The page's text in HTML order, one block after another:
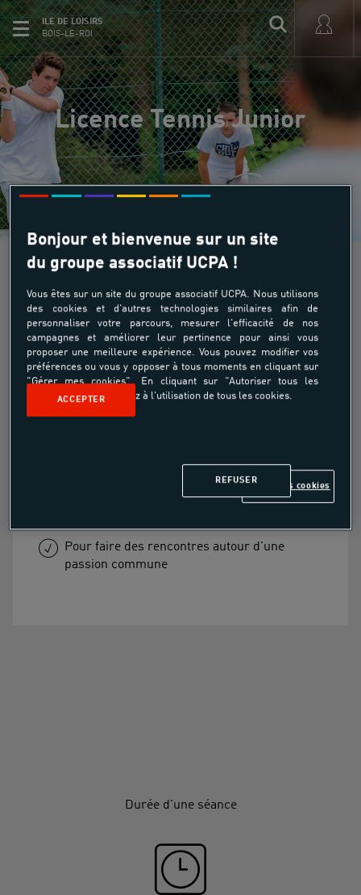
ILE DE LOISIRS
BOIS-LE-ROI
Licence Tennis Junior
Tennis Academy
Licence Tennis Junior
Pour accélérer sa progression au tennis
Pour bénéficier des conseils du moniteurs et
Pour faire des rencontres autour d'une
passion commune
Durée d'une séance
Bonjour et bienvenue sur un site
du groupe associatif UCPA !
Vous êtes sur un site du groupe associatif UCPA. Nous utilisons
des cookies et d'autres technologies similaires afin de
personnaliser votre parcours, mesurer l'efficacité de nos
campagnes et améliorer leur pertinence pour ainsi vous
proposer une meilleure expérience. Vous pouvez modifier vos
préférences ou vous y opposer à tous moments en cliquant sur
"Gérer mes cookies". En cliquant sur "Autoriser tous les
cookies", vous consentez à l'utilisation de tous les cookies.
REFUSER
ACCEPTER
Gérer mes cookies